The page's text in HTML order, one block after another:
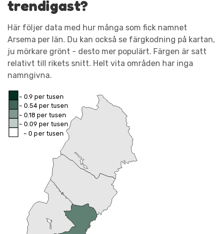
trendigast?
Här följer data med hur många som fick namnet
Arsema per län. Du kan också se färgkodning på kartan,
ju mörkare grönt - desto mer populärt. Färgen är satt
relativt till rikets snitt. Helt vita områden har inga
namngivna.
~ 0.9 per tusen
~ 0.54 per tusen
~ 0.18 per tusen
~ 0.09 per tusen
~ 0 per tusen